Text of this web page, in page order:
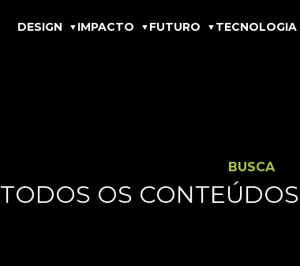
DESIGN IMPACTO FUTURO TECNOLOGIA
BUSCA
TODOS OS